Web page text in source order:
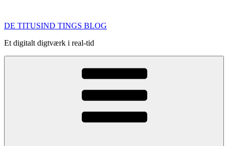
indhold
DE TITUSIND TINGS BLOG
Et digitalt digtværk i real-tid